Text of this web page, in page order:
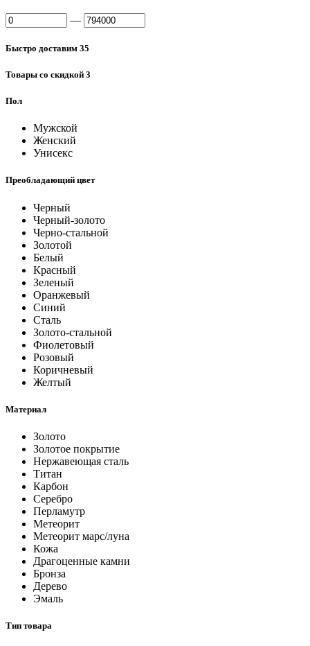
—
Быстро доставим 35
Товары со скидкой 3
Пол
Мужской
Женский
Унисекс
Преобладающий цвет
Черный
Черный-золото
Черно-стальной
Золотой
Белый
Красный
Зеленый
Оранжевый
Синий
Сталь
Золото-стальной
Фиолетовый
Розовый
Коричневый
Желтый
Материал
Золото
Золотое покрытие
Нержавеющая сталь
Титан
Карбон
Серебро
Перламутр
Метеорит
Метеорит марс/луна
Кожа
Драгоценные камни
Бронза
Дерево
Эмаль
Тип товара